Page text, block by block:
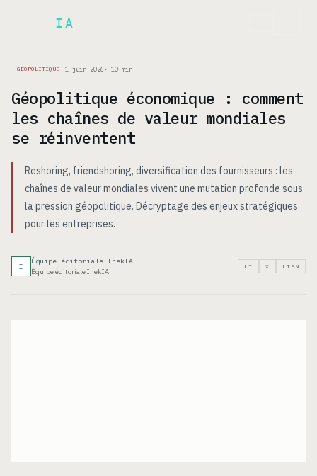
IA
GÉOPOLITIQUE 1 juin 2026 · 10 min
Géopolitique économique : comment
les chaînes de valeur mondiales
se réinventent
Reshoring, friendshoring, diversification des fournisseurs : les
chaînes de valeur mondiales vivent une mutation profonde sous
la pression géopolitique. Décryptage des enjeux stratégiques
pour les entreprises.
I
Équipe éditoriale InekIA
Équipe éditoriale InekIA
LI X LIEN